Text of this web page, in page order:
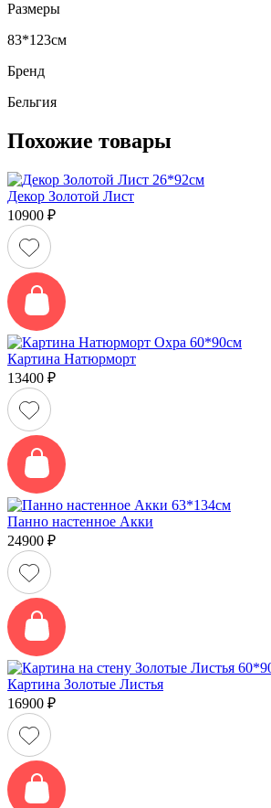
Размеры
83*123см
Бренд
Бельгия
Похожие товары
Декор Золотой Лист
10900 ₽
Картина Натюрморт
13400 ₽
Панно настенное Акки
24900 ₽
Картина Золотые Листья
16900 ₽